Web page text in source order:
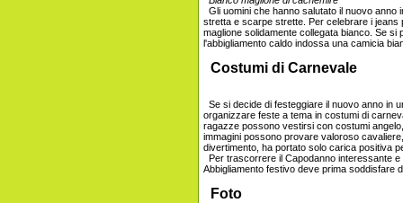
Gli uomini che hanno salutato il nuovo
stretta e scarpe strette. Per celebrare i jeans
maglione solidamente collegata bianco. Se
l'abbigliamento caldo indossa una camicia
Costumi di Carnevale
Se si decide di festeggiare il nuovo anno in
organizzare feste a tema in costumi di
ragazze possono vestirsi con costumi
immagini possono provare valoroso
divertimento, ha portato solo carica positiva
Per trascorrere il Capodanno interessante
Abbigliamento festivo deve prima soddisfare
Foto